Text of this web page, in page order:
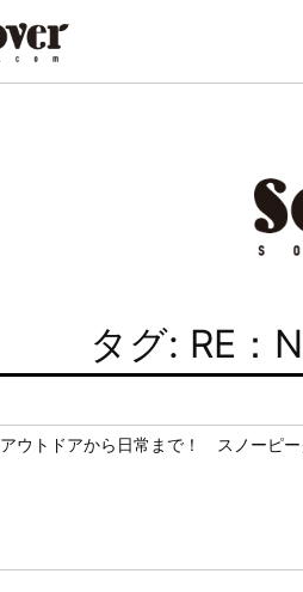
タグ: RE：
アウトドアから日常まで！ スノーピ